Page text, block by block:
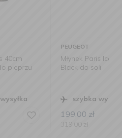
Młynek Paris Icon 22 cm
Black do soli
szybka wysyłka
199,00